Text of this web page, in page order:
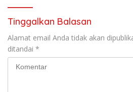
Tinggalkan Balasan
Alamat email Anda tidak akan
ditandai *